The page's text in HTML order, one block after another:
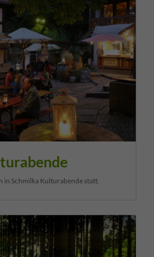
in Schmilka Kulturabende statt.